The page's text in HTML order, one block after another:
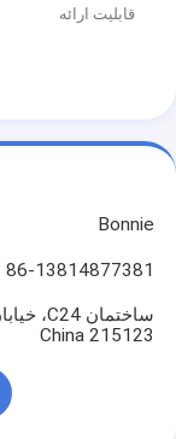
قابلیت ارائه
Bonnie
86-13814877381
China 215123